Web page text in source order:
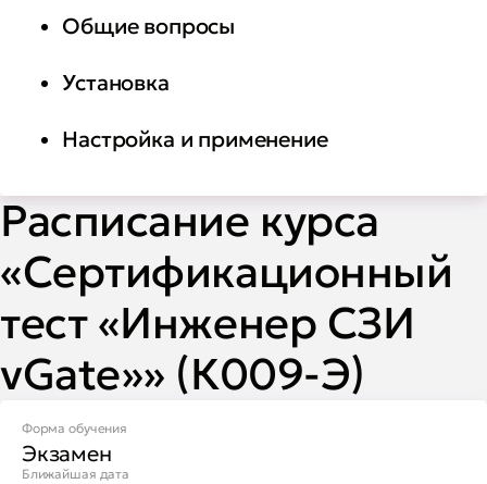
Общие вопросы
Установка
Настройка и применение
Расписание курса
«Сертификационный
тест «Инженер СЗИ
vGate»» (К009-Э)
Форма обучения
Экзамен
Ближайшая дата